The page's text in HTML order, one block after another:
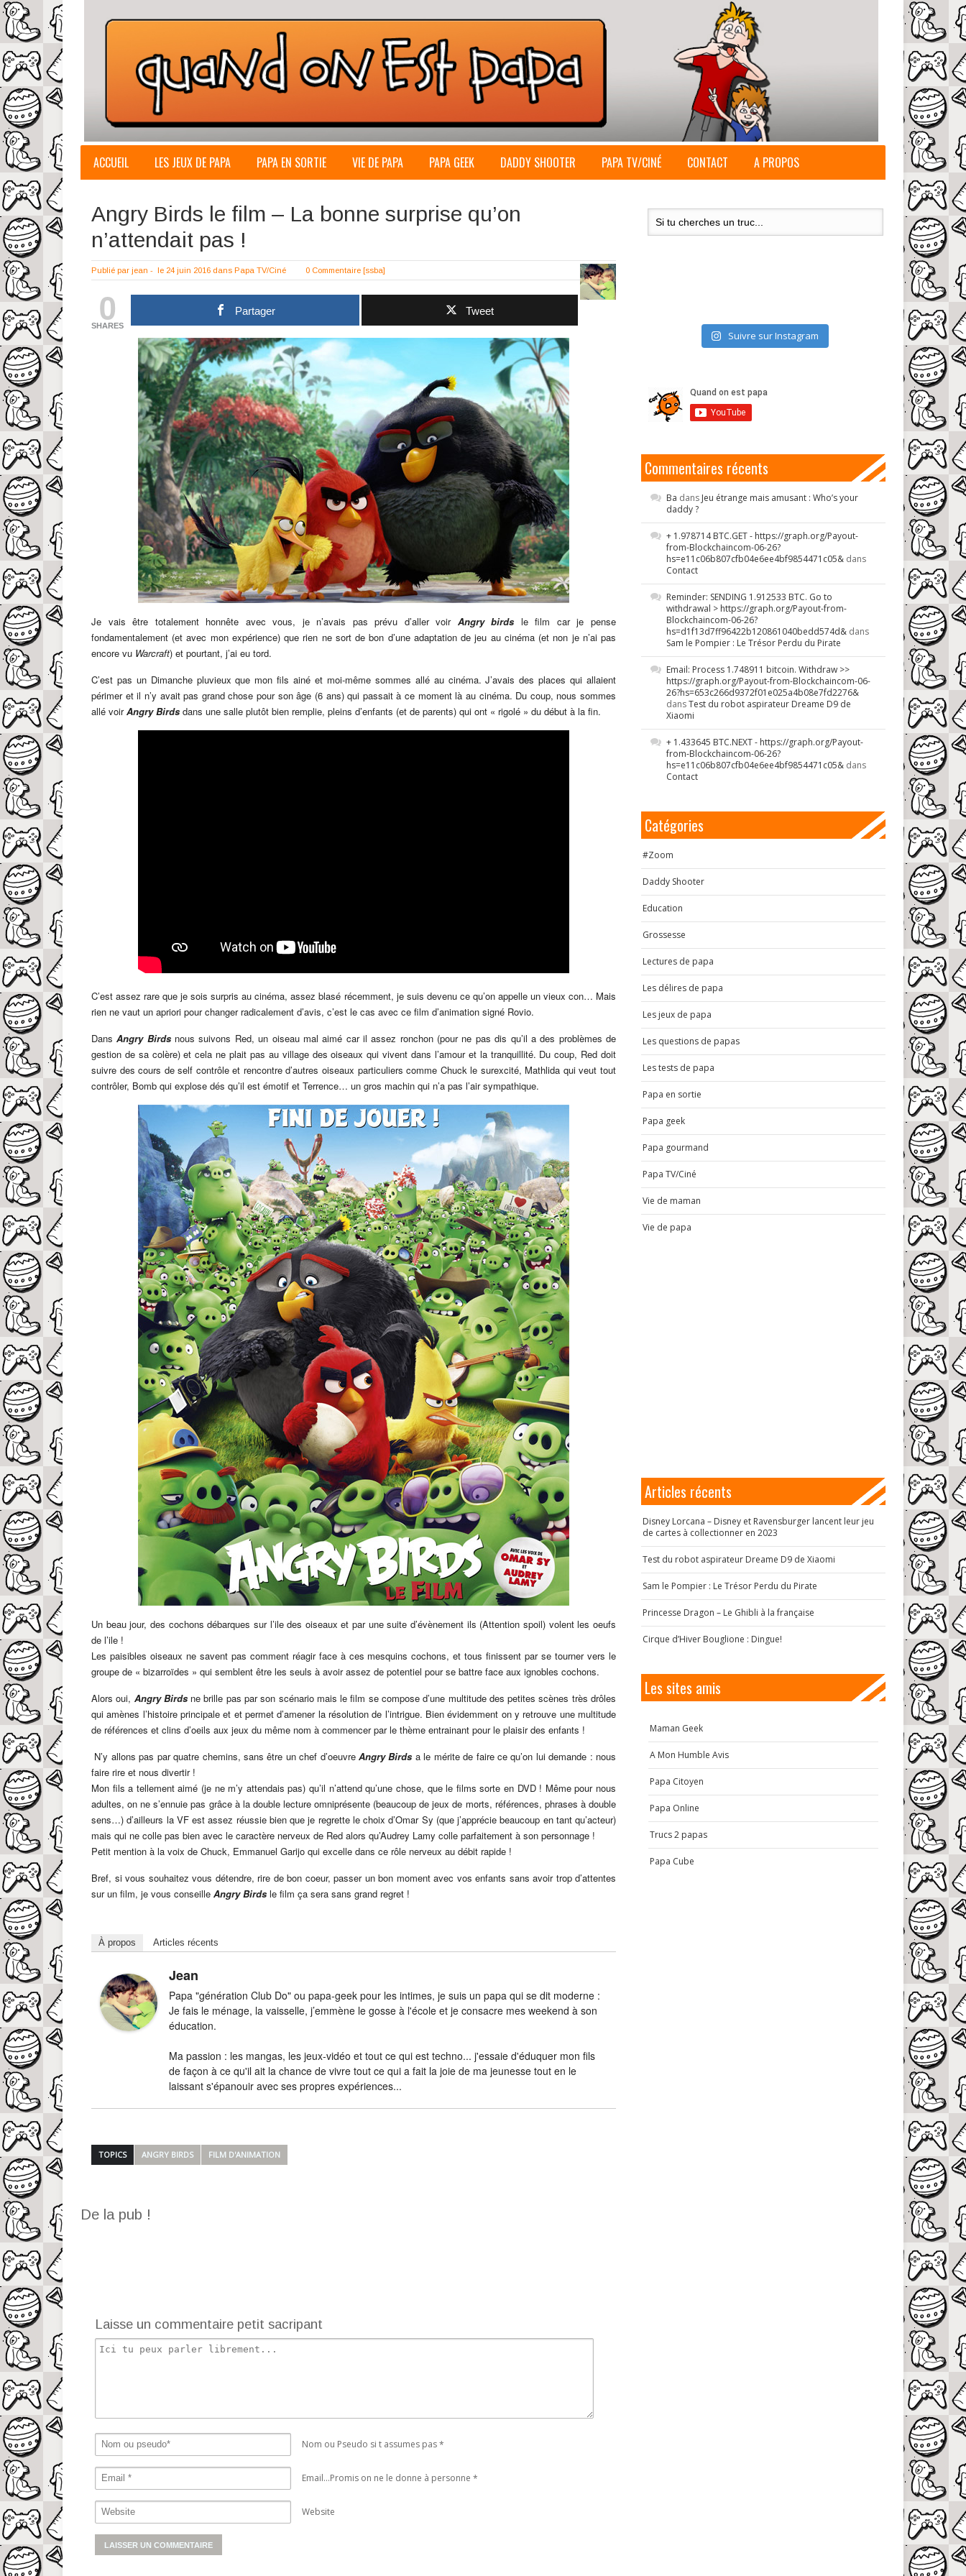
ACCUEIL LES JEUX DE PAPA PAPA EN SORTIE VIE DE PAPA PAPA GEEK DADDY SHOOTER PAPA TV/CINÉ CONTACT A PROPOS
Angry Birds le film – La bonne surprise qu’on
n’attendait pas !
Publié par jean - le 24 juin 2016 dans Papa TV/Ciné 0 Commentaire [ssba]
0
SHARES
Partager Tweet
Je vais être totalement honnête avec vous, je n’avais pas prévu d’aller voir Angry birds le film car je pense
fondamentalement (et avec mon expérience) que rien ne sort de bon d’une adaptation de jeu au cinéma (et non je n’ai pas
encore vu Warcraft) et pourtant, j’ai eu tord.
C’est pas un Dimanche pluvieux que mon fils ainé et moi-même sommes allé au cinéma. J’avais des places qui allaient
périmer et il n’y avait pas grand chose pour son âge (6 ans) qui passait à ce moment là au cinéma. Du coup, nous sommes
allé voirAngry Birds dans une salle plutôt bien remplie, pleins d’enfants (et de parents) qui ont « rigolé » du début à la fin.
C’est assez rare que je sois surpris au cinéma, assez blasé récemment, je suis devenu ce qu’on appelle un vieux con… Mais
rien ne vaut un apriori pour changer radicalement d’avis, c’est le cas avec ce film d’animation signé Rovio.
DansAngry Birdsnous suivons Red, un oiseau mal aimé car il assez ronchon (pour ne pas dis qu’il a des problèmes de
gestion de sa colère) et cela ne plait pas au village des oiseaux qui vivent dans l’amour et la tranquillité. Du coup, Red doit
suivre des cours de self contrôle et rencontre d’autres oiseaux particuliers comme Chuck le surexcité, Mathlida qui veut tout
contrôler, Bomb qui explose dés qu’il est émotif et Terrence… un gros machin qui n’a pas l’air sympathique.
Un beau jour, des cochons débarques sur l’ile des oiseaux et par une suite d’évènement ils (Attention spoil) volent les oeufs
de l’ile !
Les paisibles oiseaux ne savent pas comment réagir face à ces mesquins cochons, et tous finissent par se tourner vers le
groupe de « bizarroïdes » qui semblent être les seuls à avoir assez de potentiel pour se battre face aux ignobles cochons.
Alors oui, Angry Birdsne brille pas par son scénario mais le film se compose d’une multitude des petites scènes très drôles
qui amènes l’histoire principale et et permet d’amener la résolution de l’intrigue. Bien évidemment on y retrouve une multitude
de références et clins d’oeils aux jeux du même nom à commencer par le thème entrainant pour le plaisir des enfants !
N’y allons pas par quatre chemins, sans être un chef d’oeuvre Angry Birds a le mérite de faire ce qu’on lui demande : nous
faire rire et nous divertir !
Mon fils a tellement aimé (je ne m’y attendais pas) qu’il n’attend qu’une chose, que le films sorte en DVD ! Même pour nous
adultes, on ne s’ennuie pas grâce à la double lecture omniprésente (beaucoup de jeux de morts, références, phrases à double
sens…) d’ailleurs la VF est assez réussie bien que je regrette le choix d’Omar Sy (que j’apprécie beaucoup en tant qu’acteur)
mais qui ne colle pas bien avec le caractère nerveux de Red alors qu’Audrey Lamy colle parfaitement à son personnage !
Petit mention à la voix de Chuck, Emmanuel Garijo qui excelle dans ce rôle nerveux au débit rapide !
Bref, si vous souhaitez vous détendre, rire de bon coeur, passer un bon moment avec vos enfants sans avoir trop d’attentes
sur un film, je vous conseille Angry Birds le film ça sera sans grand regret !
À propos Articles récents
Jean
Papa "génération Club Do" ou papa-geek pour les intimes, je suis un papa qui se dit moderne :
Je fais le ménage, la vaisselle, j’emmène le gosse à l'école et je consacre mes weekend à son
éducation.
Ma passion : les mangas, les jeux-vidéo et tout ce qui est techno... j'essaie d'éduquer mon fils
de façon à ce qu'il ait la chance de vivre tout ce qui a fait la joie de ma jeunesse tout en le
laissant s'épanouir avec ses propres expériences...
TOPICS ANGRY BIRDS FILM D'ANIMATION
De la pub !
Laisse un commentaire petit sacripant
Nom ou Pseudo si t assumes pas*
Email...Promis on ne le donne à personne *
Website
Suivre sur Instagram
Commentaires récents
Ba dans Jeu étrange mais amusant : Who’s your
daddy ?
+ 1.978714 BTC.GET - https://graph.org/Payout-
from-Blockchaincom-06-26?
hs=e11c06b807cfb04e6ee4bf9854471c05& dans
Contact
Reminder: SENDING 1.912533 BTC. Go to
withdrawal > https://graph.org/Payout-from-
Blockchaincom-06-26?
hs=d1f13d7ff96422b120861040bedd574d& dans
Sam le Pompier : Le Trésor Perdu du Pirate
Email: Process 1.748911 bitcoin. Withdraw >>
https://graph.org/Payout-from-Blockchaincom-06-
26?hs=653c266d9372f01e025a4b08e7fd2276&
dansTest du robot aspirateur Dreame D9 de
Xiaomi
+ 1.433645 BTC.NEXT - https://graph.org/Payout-
from-Blockchaincom-06-26?
hs=e11c06b807cfb04e6ee4bf9854471c05& dans
Contact
Catégories
#Zoom
Daddy Shooter
Education
Grossesse
Lectures de papa
Les délires de papa
Les jeux de papa
Les questions de papas
Les tests de papa
Papa en sortie
Papa geek
Papa gourmand
Papa TV/Ciné
Vie de maman
Vie de papa
Articles récents
Disney Lorcana – Disney et Ravensburger lancent leur jeu
de cartes à collectionner en 2023
Test du robot aspirateur Dreame D9 de Xiaomi
Sam le Pompier : Le Trésor Perdu du Pirate
Princesse Dragon – Le Ghibli à la française
Cirque d’Hiver Bouglione : Dingue!
Les sites amis
Maman Geek
A Mon Humble Avis
Papa Citoyen
Papa Online
Trucs 2 papas
Papa Cube